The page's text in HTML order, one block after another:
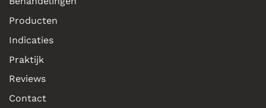
Producten
Indicaties
Praktijk
Reviews
Contact